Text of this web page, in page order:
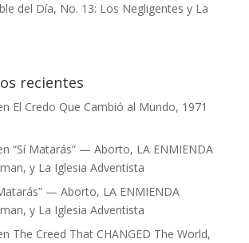
del Día, No. 13: Los Negligentes y La
recientes
El Credo Que Cambió al Mundo, 1971
“Sí Matarás” — Aborto, LA ENMIENDA
y La Iglesia Adventista
— Aborto, LA ENMIENDA
y La Iglesia Adventista
The Creed That CHANGED The World,